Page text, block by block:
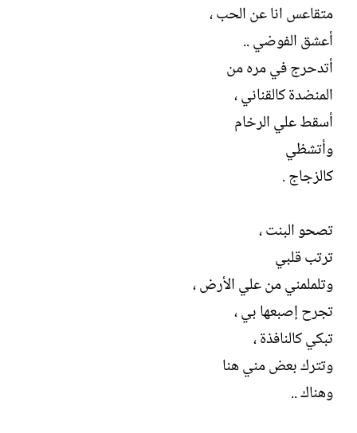
متقاعس انا عن الحب ،
أعشق الفوضي ..
أتدحرج في مره من
المنضدة كالقناني ،
أسقط علي الرخام
وأتشظي
كالزجاج .
تصحو البنت ،
ترتب قلبي
وتلملمني من علي الأرض ،
تجرح إصبعها بي ،
تبكي كالنافذة ،
وتترك بعض مني هنا
وهناك ..